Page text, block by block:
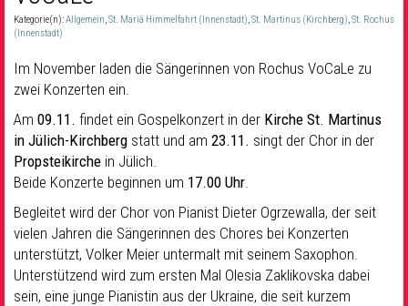
Seelsorge & Kontakt
Kategorie(n):Allgemein St. Mariä Himmelfahrt (Innenstadt) St. Martinus (Kirchberg) St. Rochus
(Innenstadt)
Im November laden die Sängerinnen von Rochus VoCaLe zu
zwei Konzerten ein.
Am 09.11. findet ein Gospelkonzert in der Kirche St. Martinus
in Jülich-Kirchberg statt und am 23.11. singt der Chor in der
Propsteikirche in Jülich.
Beide Konzerte beginnen um 17.00 Uhr
Begleitet wird der Chor von Pianist Dieter Ogrzewalla, der seit
vielen Jahren die Sängerinnen des Chores bei Konzerten
unterstützt, Volker Meier untermalt mit seinem Saxophon.
Unterstützend wird zum ersten Mal Olesia Zaklikovska dabei
sein, eine junge Pianistin aus der Ukraine, die seit kurzem